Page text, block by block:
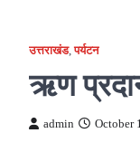
उत्तराखंड,पर्यटन
ऋण
admin October